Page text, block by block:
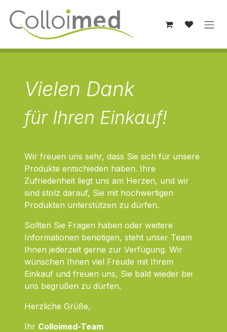
Vielen Dank
für Ihren Einkauf!
Wir freuen uns sehr, dass Sie sich für unsere
Produkte entschieden haben. Ihre
Zufriedenheit liegt uns am Herzen, und wir
sind stolz darauf, Sie mit hochwertigen
Produkten unterstützen zu dürfen.
Sollten Sie Fragen haben oder weitere
Informationen benötigen, steht unser Team
Ihnen jederzeit gerne zur Verfügung. Wir
wünschen Ihnen viel Freude mit Ihrem
Einkauf und freuen uns, Sie bald wieder bei
uns begrüßen zu dürfen.
Herzliche Grüße,
Ihr Colloimed-Team